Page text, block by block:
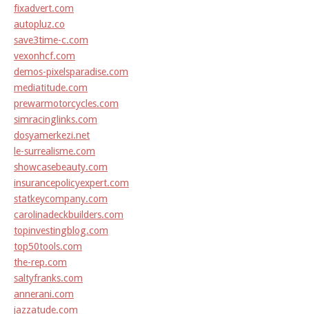
fixadvert.com
autopluz.co
save3time-c.com
vexonhcf.com
demos-pixelsparadise.com
mediatitude.com
prewarmotorcycles.com
simracinglinks.com
dosyamerkezi.net
le-surrealisme.com
showcasebeauty.com
insurancepolicyexpert.com
statkeycompany.com
carolinadeckbuilders.com
topinvestingblog.com
top50tools.com
the-rep.com
saltyfranks.com
annerani.com
jazzatude.com